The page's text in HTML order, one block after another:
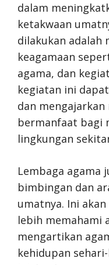
dalam
ketakwaan
dilakukan adalah
keagamaan
agama, dan
kegiatan ini
dan
bermanfaat bagi
lingkungan
Lembaga agama
bimbingan dan
umatnya. Ini
lebih memahami
mengartikan
kehidupan